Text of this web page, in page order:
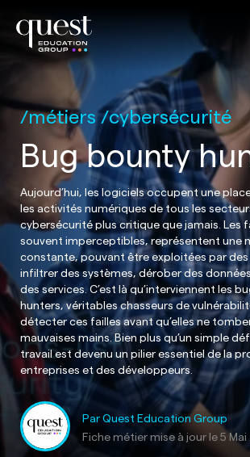
métiers cybersécurité
Bug bounty
Aujourd’hui, les logiciels occupent une
les activités numériques de tous les
cybersécurité plus critique que jamais. Les
souvent imperceptibles, représentent une
constante, pouvant être exploitées par
infiltrer des systèmes, dérober des
des services. C’est là qu’interviennent les
hunters, véritables chasseurs de
détecter ces failles avant qu’elles ne
mauvaises mains. Bien plus qu’un simple
travail est devenu un pilier essentiel de la
entreprises et des développeurs.
Par Quest Education Group
Fiche métier mise à jour le5